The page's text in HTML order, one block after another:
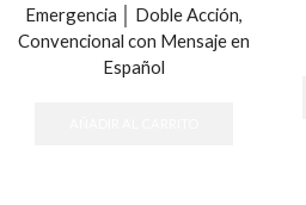
Emergencia │ Doble Acción,
Convencional con Mensaje en
Español